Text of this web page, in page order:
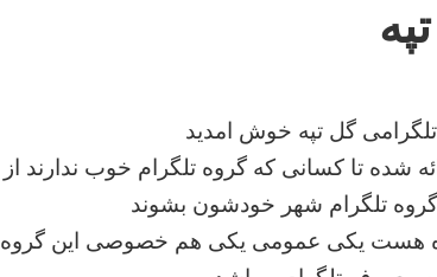
گل تپه خوش امدید
شده تا کسانی که گروه تلگرام خوب ندارند از
تلگرام شهر خودشون بشوند
هست یکی عمومی یکی هم خصوصی این گروه